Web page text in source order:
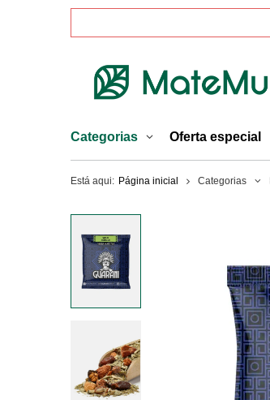
Categorias Oferta especial
Está aqui: Página inicial Categorias